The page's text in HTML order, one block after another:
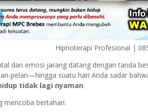
Hipnoterapi Profesional |
dan emosi jarang datang dengan tanda
pelan—hingga suatu hari Anda sadar
tidak lagi nyaman.
mencoba bertahan: